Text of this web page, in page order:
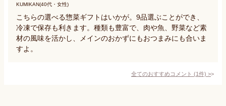
KUMIKAN(40代・女性)
こちらの選べる惣菜ギフトはいかが。9品選ぶことができ、
冷凍で保存も利きます。種類も豊富で、肉や魚、野菜など素
材の風味を活かし、メインのおかずにもおつまみにも合いま
すよ。
全てのおすすめコメント (1件) >